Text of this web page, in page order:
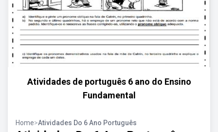
Atividades de português 6 ano do Ensino
Fundamental
Home>Atividades Do 6 Ano Português